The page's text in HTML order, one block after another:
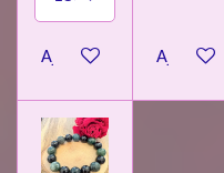
Ajouter au panierAjouter